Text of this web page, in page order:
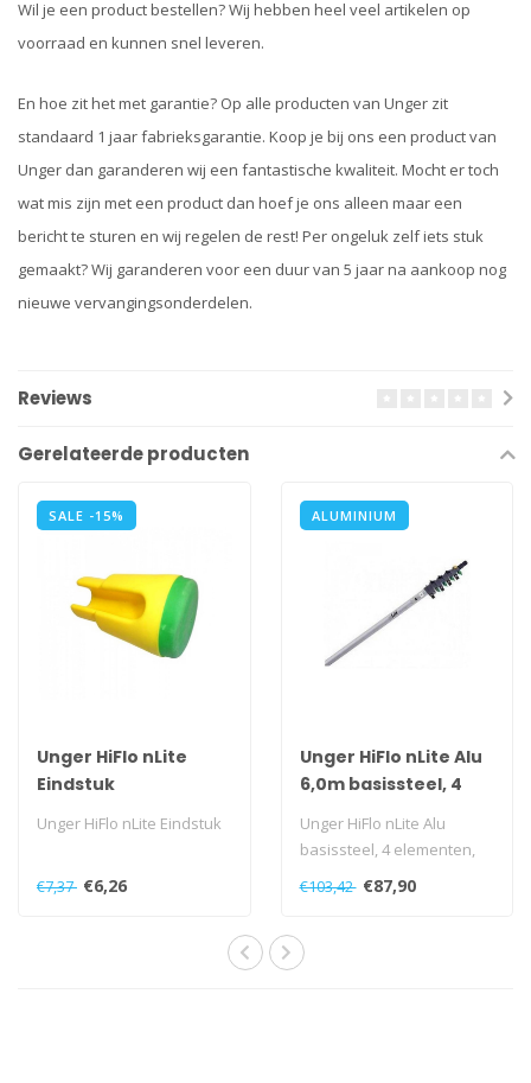
Wil je een product bestellen? Wij hebben heel veel artikelen op
voorraad en kunnen snel leveren.
En hoe zit het met garantie? Op alle producten van Unger zit
standaard 1 jaar fabrieksgarantie. Koop je bij ons een product van
Unger dan garanderen wij een fantastische kwaliteit. Mocht er toch
wat mis zijn met een product dan hoef je ons alleen maar een
bericht te sturen en wij regelen de rest! Per ongeluk zelf iets stuk
gemaakt? Wij garanderen voor een duur van 5 jaar na aankoop nog
nieuwe vervangingsonderdelen.
Reviews
Gerelateerde producten
SALE -15%
Unger HiFlo nLite
Eindstuk
Unger HiFlo nLite Eindstuk
€7,37 €6,26
ALUMINIUM
Unger HiFlo nLite Alu
6,0m basissteel, 4
Unger HiFlo nLite Alu
basissteel, 4 elementen,
€103,42 €87,90